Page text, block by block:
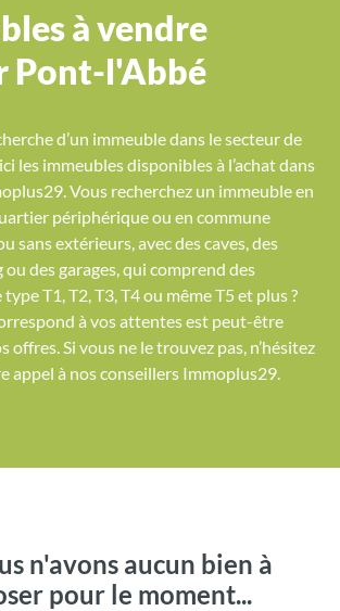
à vendre
Pont-l'Abbé
d’un immeuble dans le secteur de
les immeubles disponibles à l’achat dans
Vous recherchez un immeuble en
périphérique ou en commune
sans extérieurs, avec des caves, des
ou des garages, qui comprend des
T1, T2, T3, T4 ou même T5 et plus ?
à vos attentes est peut-être
offres. Si vous ne le trouvez pas, n’hésitez
appel à nos conseillers Immoplus29.
n'avons aucun bien à
pour le moment...